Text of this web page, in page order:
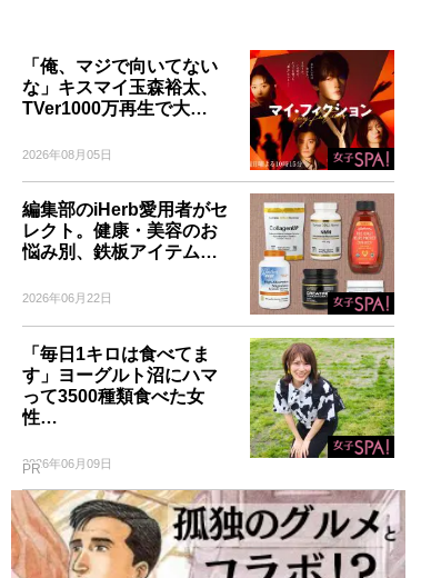
「俺、マジで向いてない
な」キスマイ玉森裕太、
TVer1000万再生で大…
2026年08月05日
編集部のiHerb愛用者がセ
レクト。健康・美容のお
悩み別、鉄板アイテム…
2026年06月22日
「毎日1キロは食べてま
す」ヨーグルト沼にハマ
って3500種類食べた女
性…
2026年06月09日
PR